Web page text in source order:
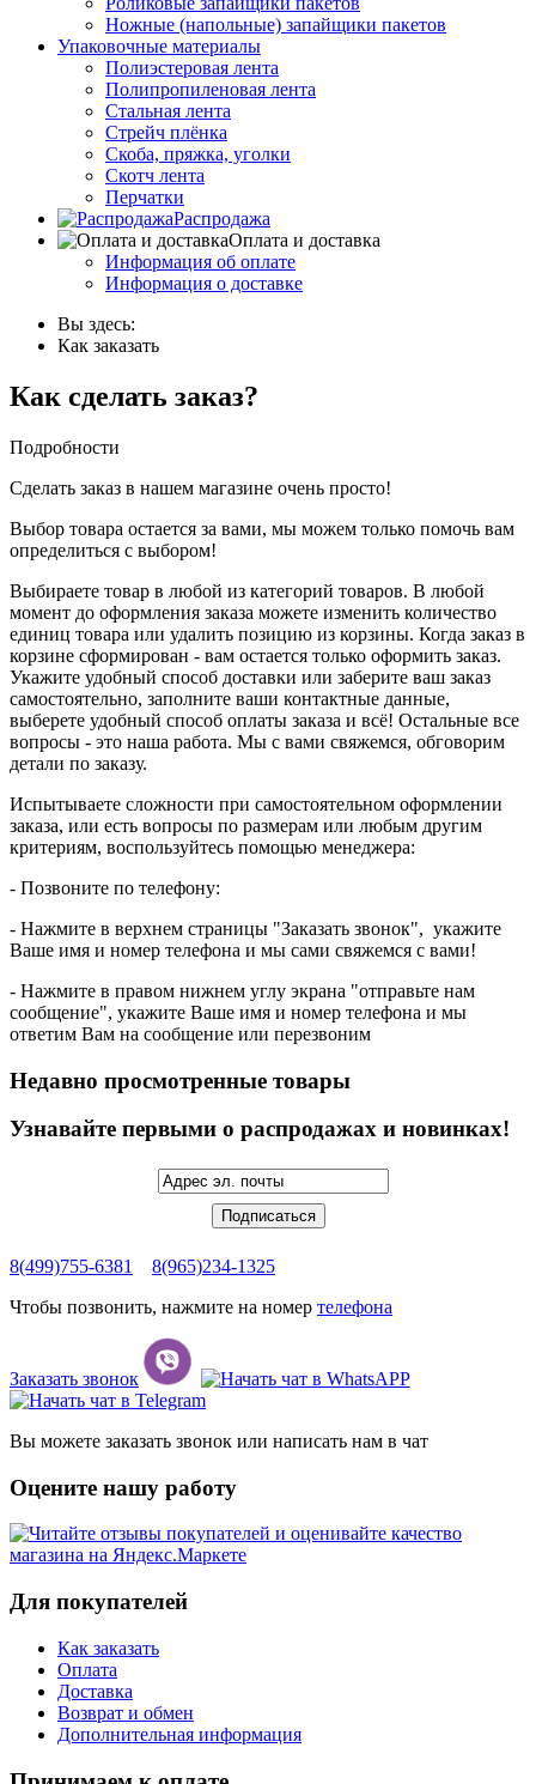
Ножные (напольные) запайщики пакетов
Упаковочные материалы
Полиэстеровая лента
Полипропиленовая лента
Стальная лента
Стрейч плёнка
Скоба, пряжка, уголки
Скотч лента
Перчатки
Распродажа
Оплата и доставка
Информация об оплате
Информация о доставке
Вы здесь:
Как заказать
Как сделать заказ?
Подробности
Сделать заказ в нашем магазине очень просто!
Выбор товара остается за вами, мы можем только помочь вам
определиться с выбором!
Выбираете товар в любой из категорий товаров. В любой
момент до оформления заказа можете изменить количество
единиц товара или удалить позицию из корзины. Когда заказ в
корзине сформирован - вам остается только оформить заказ.
Укажите удобный способ доставки или заберите ваш заказ
самостоятельно, заполните ваши контактные данные,
выберете удобный способ оплаты заказа и всё! Остальные все
вопросы - это наша работа. Мы с вами свяжемся, обговорим
детали по заказу.
Испытываете сложности при самостоятельном оформлении
заказа, или есть вопросы по размерам или любым другим
критериям, воспользуйтесь помощью менеджера:
- Позвоните по телефону:
- Нажмите в верхнем страницы "Заказать звонок", укажите
Ваше имя и номер телефона и мы сами свяжемся с вами!
- Нажмите в правом нижнем углу экрана "отправьте нам
сообщение", укажите Ваше имя и номер телефона и мы
ответим Вам на сообщение или перезвоним
Недавно просмотренные товары
Узнавайте первыми о распродажах и новинках!
8(499)755-6381
8(965)234-1325
Чтобы позвонить, нажмите на номер телефона
Заказать звонок
Вы можете заказать звонок или написать нам в чат
Оцените нашу работу
Для покупателей
Как заказать
Оплата
Доставка
Возврат и обмен
Дополнительная информация